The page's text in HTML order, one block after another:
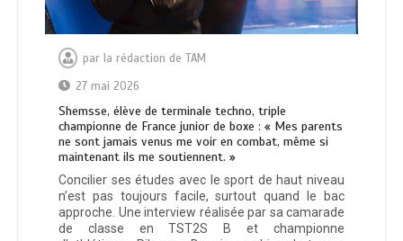
par la rédaction de TAM
27 mai 2026
Shemsse, élève de terminale techno, triple
championne de France junior de boxe : « Mes parents
ne sont jamais venus me voir en combat, même si
maintenant ils me soutiennent. »
Concilier ses études avec le sport de haut niveau
n’est pas toujours facile, surtout quand le bac
approche. Une interview réalisée par sa camarade
de classe en TST2S B et championne